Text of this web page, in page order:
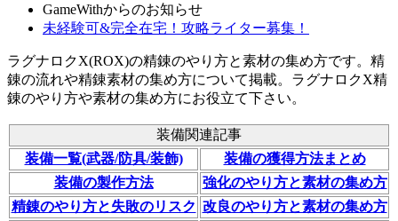
GameWithからのお知らせ
未経験可&完全在宅！攻略ライター募集！
ラグナロクX(ROX)の精錬のやり方と素材の集め方です。精
錬の流れや精錬素材の集め方について掲載。ラグナロクX精
錬のやり方や素材の集め方にお役立て下さい。
装備関連記事
装備一覧(武器/防具/装飾)
装備の獲得方法まとめ
装備の製作方法
強化のやり方と素材の集め方
精錬のやり方と失敗のリスク 改良のやり方と素材の集め方